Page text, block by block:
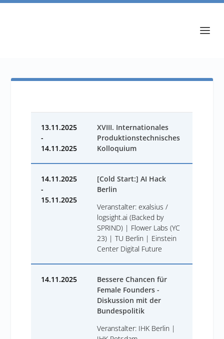
13.11.2025
-
14.11.2025
XVIII. Internationales
Produktionstechnisches
Kolloquium
14.11.2025
-
15.11.2025
[Cold Start:] AI Hack
Berlin
Veranstalter: exalsius /
logsight.ai (Backed by
SPRIND) | ​Flower Labs (YC
23) | ​TU Berlin | ​Einstein
Center Digital Future
14.11.2025
Bessere Chancen für
Female Founders -
Diskussion mit der
Bundespolitik
Veranstalter: IHK Berlin |